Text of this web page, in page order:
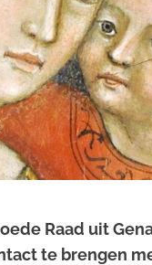
Raad uit
te brengen